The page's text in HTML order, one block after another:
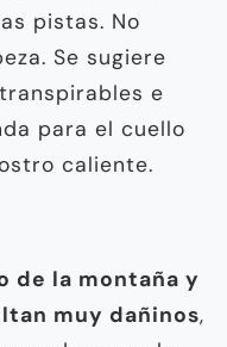
pistas. No
Se sugiere
e
para el cuello
caliente.
de la montaña y
muy dañinos,